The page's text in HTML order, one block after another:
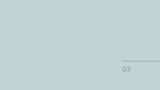
03